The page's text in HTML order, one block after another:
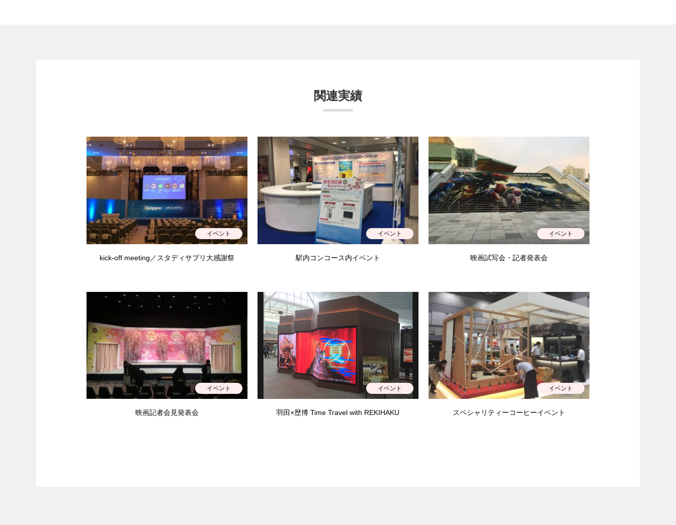
関連実績
イベント
kick-off meeting／スタディサプリ大感謝祭
イベント
駅内コンコース内イベント
イベント
映画試写会・記者発表会
イベント
映画記者会見発表会
イベント
羽田×歴博 Time Travel with REKIHAKU
イベント
スペシャリティーコーヒーイベント